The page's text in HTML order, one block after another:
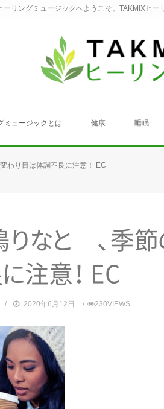
ーリングミュージックへようこそ。TAKMIXヒ
ミュージックとは 健康 睡眠
わり目は体調不良に注意！ EC
りなと 、 季節
に注意！ EC
2020年6月12日 230VIEWS